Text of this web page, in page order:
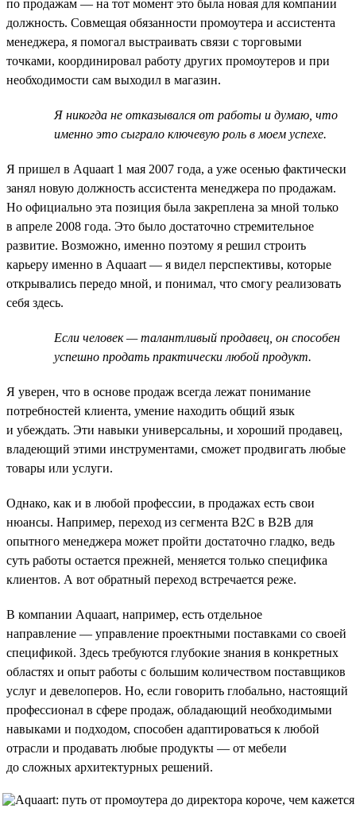
по продажам — на тот момент это была новая для компании
должность. Совмещая обязанности промоутера и ассистента
менеджера, я помогал выстраивать связи с торговыми
точками, координировал работу других промоутеров и при
необходимости сам выходил в магазин.
Я никогда не отказывался от работы и думаю, что
именно это сыграло ключевую роль в моем успехе.
Я пришел в Aquaart 1 мая 2007 года, а уже осенью фактически
занял новую должность ассистента менеджера по продажам.
Но официально эта позиция была закреплена за мной только
в апреле 2008 года. Это было достаточно стремительное
развитие. Возможно, именно поэтому я решил строить
карьеру именно в Aquaart — я видел перспективы, которые
открывались передо мной, и понимал, что смогу реализовать
себя здесь.
Если человек — талантливый продавец, он способен
успешно продать практически любой продукт.
Я уверен, что в основе продаж всегда лежат понимание
потребностей клиента, умение находить общий язык
и убеждать. Эти навыки универсальны, и хороший продавец,
владеющий этими инструментами, сможет продвигать любые
товары или услуги.
Однако, как и в любой профессии, в продажах есть свои
нюансы. Например, переход из сегмента B2C в B2B для
опытного менеджера может пройти достаточно гладко, ведь
суть работы остается прежней, меняется только специфика
клиентов. А вот обратный переход встречается реже.
В компании Aquaart, например, есть отдельное
направление — управление проектными поставками со своей
спецификой. Здесь требуются глубокие знания в конкретных
областях и опыт работы с большим количеством поставщиков
услуг и девелоперов. Но, если говорить глобально, настоящий
профессионал в сфере продаж, обладающий необходимыми
навыками и подходом, способен адаптироваться к любой
отрасли и продавать любые продукты — от мебели
до сложных архитектурных решений.